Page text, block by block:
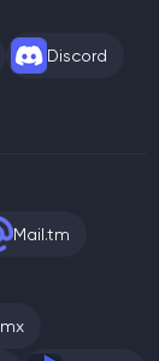
Discord
Mail.tm